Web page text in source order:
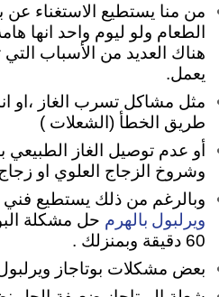
من منا يستطيع الاستغناء
الطعام ولو ليوم واحد انها
هناك العديد من الأسباب التي
يعمل.
مثل مشاكل تسرب الغاز ،او
طريق الخطأ (الشعلات )
أو عدم توصيل الغاز الطبيعي
وشروخ الزجاج العلوي او
وبالرغم من ذلك يستطيع فني
ويرلبول بالهرم حل مشكلة
60 دقيقة وبمنزلك .
بعض مشكلات بوتاجاز